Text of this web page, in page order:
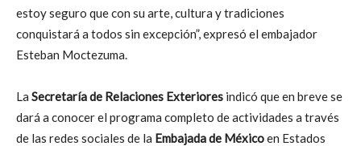
estoy seguro que con su arte, cultura y tradiciones
conquistará a todos sin excepción”, expresó el embajador
Esteban Moctezuma.
La Secretaría de Relaciones Exteriores indicó que en breve se
dará a conocer el programa completo de actividades a través
de las redes sociales de la Embajada de Méxicoen Estados